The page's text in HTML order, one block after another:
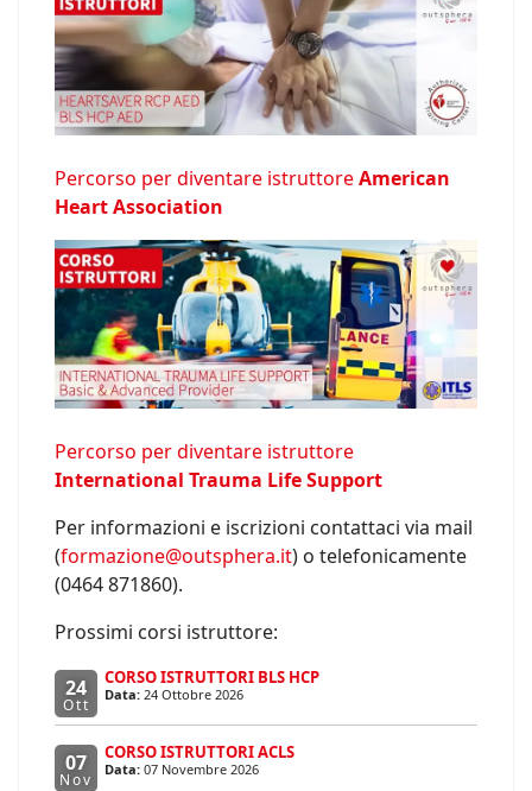
Percorso per diventare istruttoreAmerican
Heart Association
Percorso per diventare istruttore
International Trauma Life Support
Per informazioni e iscrizioni contattaci via mail
(formazione@outsphera.it) o telefonicamente
(0464 871860).
Prossimi corsi istruttore:
24
Ott
CORSO ISTRUTTORI BLS HCP
Data: 24 Ottobre 2026
07
Nov
CORSO ISTRUTTORI ACLS
Data: 07 Novembre 2026